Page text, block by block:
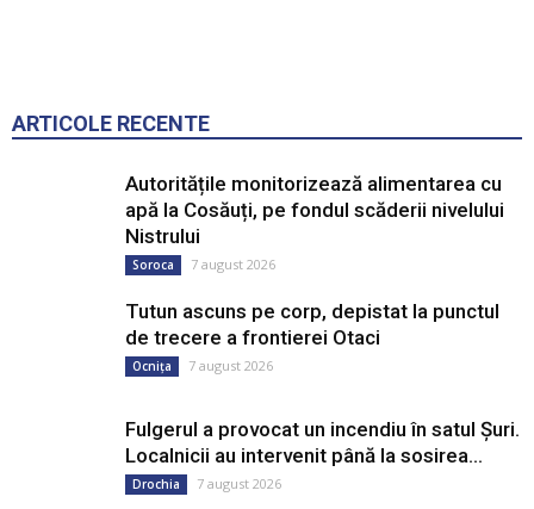
ARTICOLE RECENTE
Autoritățile monitorizează alimentarea cu
apă la Cosăuți, pe fondul scăderii nivelului
Nistrului
Soroca 7 august 2026
Tutun ascuns pe corp, depistat la punctul
de trecere a frontierei Otaci
Ocnița 7 august 2026
Fulgerul a provocat un incendiu în satul Șuri.
Localnicii au intervenit până la sosirea...
Drochia 7 august 2026